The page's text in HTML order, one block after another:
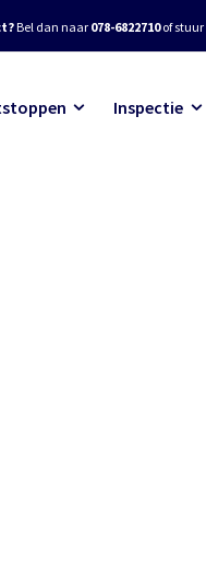
Bel dan naar 078-6822710of
Inspectie